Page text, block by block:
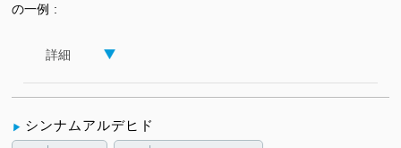
の一例
詳細
シンナムアルデヒド